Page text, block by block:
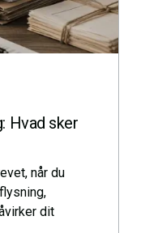
Hvad sker
når du
dit